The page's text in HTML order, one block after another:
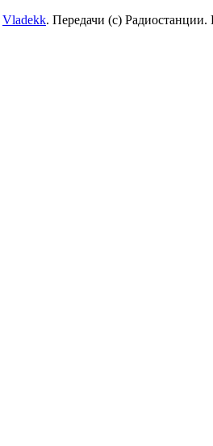
Vladekk. Передачи (с)